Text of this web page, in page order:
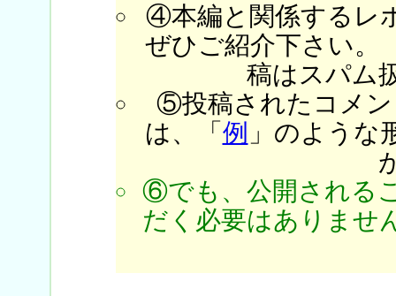
④本編と関係するレ
ぜひご紹介下さい。
稿はスパム
⑤投稿されたコメン
は、「 例 」のような
⑥でも、公開される
だく必要はありませ